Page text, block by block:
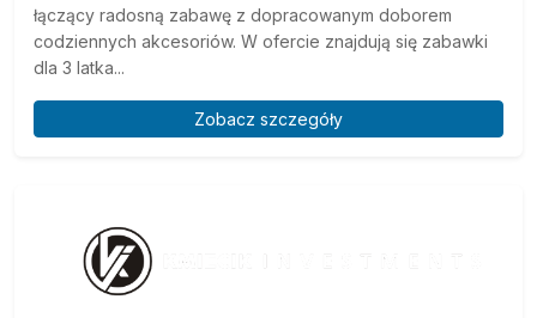
łączący radosną zabawę z dopracowanym doborem
codziennych akcesoriów. W ofercie znajdują się zabawki
dla 3 latka...
Zobacz szczegóły